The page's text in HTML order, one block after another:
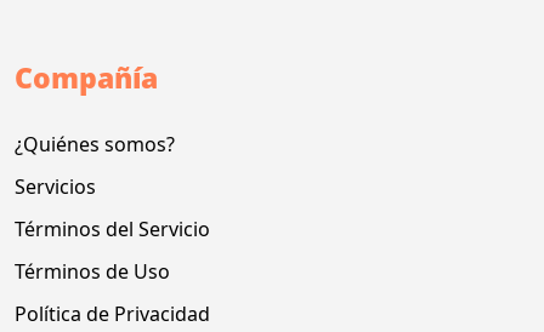
Compañía
¿Quiénes somos?
Servicios
Términos del Servicio
Términos de Uso
Política de Privacidad